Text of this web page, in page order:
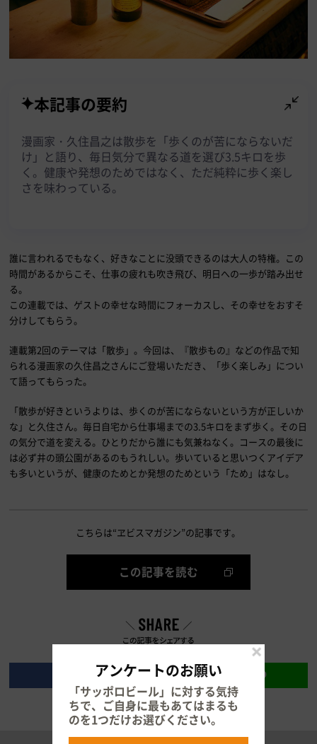
本記事の要約
漫画家・久住昌之は散歩を「歩くのが苦にならないだ
け」と語り、毎日気分で異なる道を選び3.5キロを歩
く。健康や発想のためではなく、ただ純粋に歩く楽し
さを味わっている。
誰に言われるでもなく、好きなことに没頭できるのは大人の特権。この
時間があるからこそ、仕事の疲れも吹き飛び、明日への一歩が踏み出せ
る。
この連載では、ゲストの幸せな時間にフォーカスし、その幸せをおすそ
分けしてもらう。
連載第2回のテーマは「散歩」。今回は、『散歩もの』などの作品で知
られる漫画家の久住昌之さんにご登場いただき、「歩く楽しみ」につい
て語ってもらった。
「散歩が好きというよりは、歩くのが苦にならないという方が正しいか
な」と久住さん。毎日自宅から仕事場までの3.5キロをまず歩く。その日
の気分で道を変える。ひとりだから誰にも気兼ねなく。コースの最後に
は必ず井の頭公園があるのもうれしい。歩いていると思いつくアイデア
も多いというが、健康のためとか発想のためという「ため」はなし。
こちらは“ヱビスマガジン”の記事です。
この記事を読む
アンケートのお願い
「サッポロビール」に対する気持
ちで、ご自身に最もあてはまるも
のを1つだけお選びください。